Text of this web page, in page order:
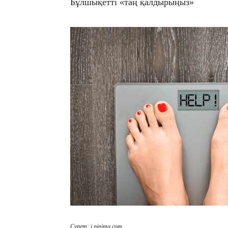
Бұлшықетті «таң қалдырыңыз»
Сурет: i.pinimg.com